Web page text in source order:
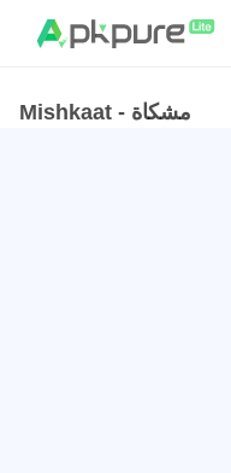
Mishkaat - مشكاة